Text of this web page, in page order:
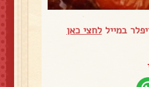
במייללחצי כאן